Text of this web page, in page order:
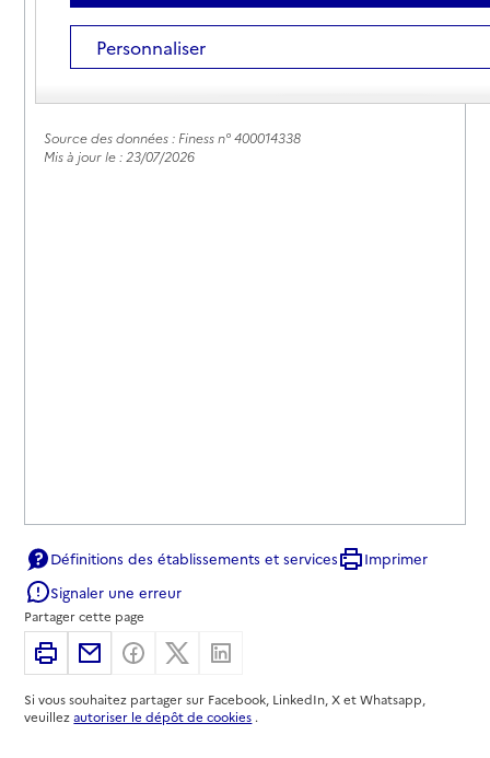
05 58 09 44 49
Site internet
Source des données : Finess n° 400014338
Mis à jour le : 23/07/2026
Définitions des établissements et services
Imprimer
Signaler une erreur
Partager cette page
ImprimerPartager par email
Partager sur Facebook
Partager sur X
Si vous souhaitez partager sur Facebook, LinkedIn, X et Whatsapp,
veuillezautoriser le dépôt de cookies .
Personnaliser